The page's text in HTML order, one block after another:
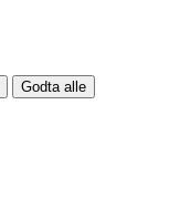
Godta alle